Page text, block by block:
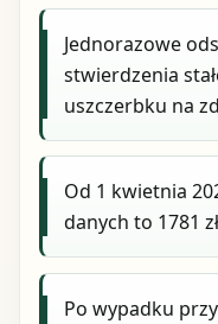
Jednorazowe
stwierdzenia
uszczerbku na
Od 1 kwietnia
danych to 1781
Po wypadku